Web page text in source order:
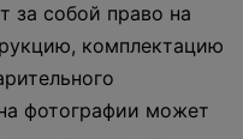
за собой право на
комплектацию
фотографии может